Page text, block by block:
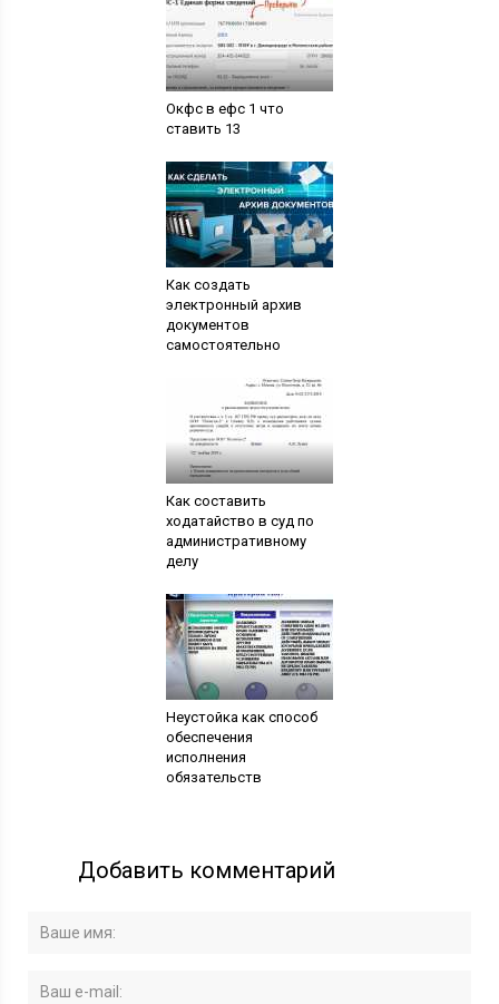
Окфс в ефс 1 что
ставить 13
Как создать
электронный архив
документов
самостоятельно
Как составить
ходатайство в суд по
административному
делу
Неустойка как способ
обеспечения
исполнения
обязательств
Добавить комментарий